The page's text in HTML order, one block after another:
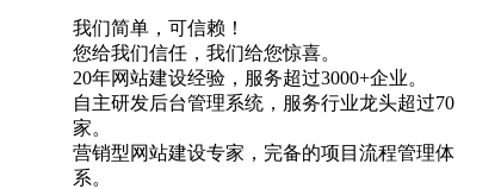
我们简单，可信赖！
您给我们信任，我们给您惊喜。
20年网站建设经验，服务超过3000+企业。
自主研发后台管理系统，服务行业龙头超过70
家。
营销型网站建设专家，完备的项目流程管理体
系。